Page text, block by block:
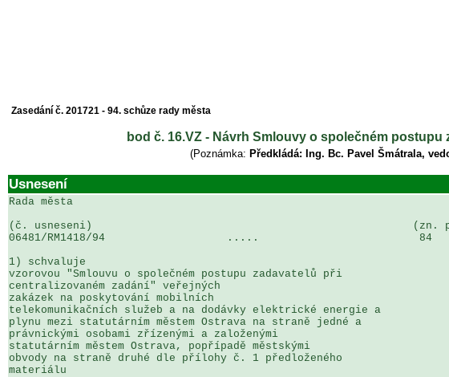
Zasedání č. 201721 - 94. schůze rady města
bod č. 16.VZ - Návrh Smlouvy o společném
(Poznámka: Předkládá: Ing. Bc. Pavel Šmátrala,
Usnesení
Rada města
(č. usneseni)                                                  (zn.
06481/RM1418/94                   .....                         84
1) schvaluje
vzorovou "Smlouvu o společném postupu zadavatelů při
centralizovaném zadání" veřejných
zakázek na poskytování mobilních
telekomunikačních služeb a na dodávky elektrické energie a
plynu mezi statutárním městem Ostrava na straně jedné a
právnickými osobami zřízenými a založenými
statutárním městem Ostrava, popřípadě městskými
obvody na straně druhé dle přílohy č. 1 předloženého
materiálu